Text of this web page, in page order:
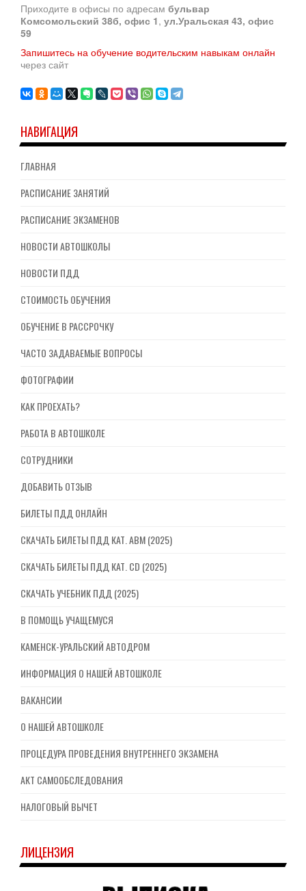
Приходите в офисы по адресам бульвар
Комсомольский 38б, офис 1, ул.Уральская 43, офис
59
Запишитесь на обучение водительским навыкам онлайн
через сайт
НАВИГАЦИЯ
ГЛАВНАЯ
РАСПИСАНИЕ ЗАНЯТИЙ
РАСПИСАНИЕ ЭКЗАМЕНОВ
НОВОСТИ АВТОШКОЛЫ
НОВОСТИ ПДД
СТОИМОСТЬ ОБУЧЕНИЯ
ОБУЧЕНИЕ В РАССРОЧКУ
ЧАСТО ЗАДАВАЕМЫЕ ВОПРОСЫ
ФОТОГРАФИИ
КАК ПРОЕХАТЬ?
РАБОТА В АВТОШКОЛЕ
СОТРУДНИКИ
ДОБАВИТЬ ОТЗЫВ
БИЛЕТЫ ПДД ОНЛАЙН
СКАЧАТЬ БИЛЕТЫ ПДД КАТ. ABM (2025)
СКАЧАТЬ БИЛЕТЫ ПДД КАТ. CD (2025)
СКАЧАТЬ УЧЕБНИК ПДД (2025)
В ПОМОЩЬ УЧАЩЕМУСЯ
КАМЕНСК-УРАЛЬСКИЙ АВТОДРОМ
ИНФОРМАЦИЯ О НАШЕЙ АВТОШКОЛЕ
ВАКАНСИИ
О НАШЕЙ АВТОШКОЛЕ
ПРОЦЕДУРА ПРОВЕДЕНИЯ ВНУТРЕННЕГО ЭКЗАМЕНА
АКТ САМООБСЛЕДОВАНИЯ
НАЛОГОВЫЙ ВЫЧЕТ
ЛИЦЕНЗИЯ